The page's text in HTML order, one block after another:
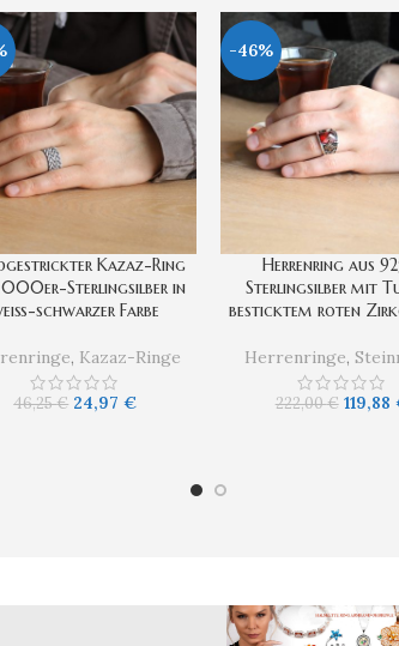
Kazaz-Ring
Sterlingsilber in
schwarzer Farbe
, Kazaz-Ringe
46,25€ 24,97€
-46%
Herrenring aus
Sterlingsilber mit
besticktem roten
Herrenringe,
222,00€ 119,88